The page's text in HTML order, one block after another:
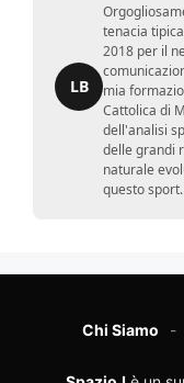
LB
tenacia
2018 per il
mia
Cattolica di
dell'analisi
delle grandi
naturale
questo sport.
Chi Siamo